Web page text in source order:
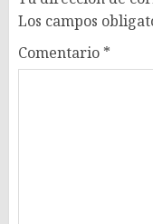
Los campos
Comentario *